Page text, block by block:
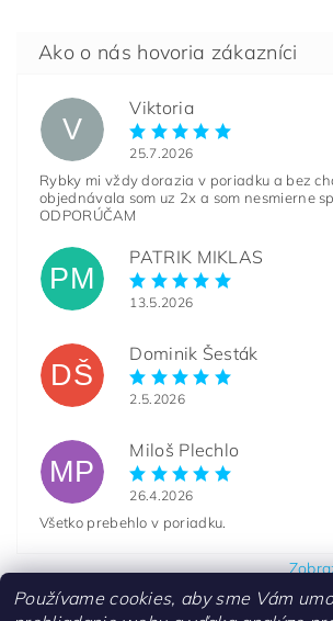
V
Viktoria
25.7.2026
Rybky mi vždy dorazia v poriadku a bez
objednávala som uz 2x a som nesmierne
ODPORÚČAM
PM
PATRIK MIKLAS
13.5.2026
DŠ
Dominik Šesták
2.5.2026
MP
Miloš Plechlo
26.4.2026
Všetko prebehlo v poriadku.
Používame cookies, aby sme Vám